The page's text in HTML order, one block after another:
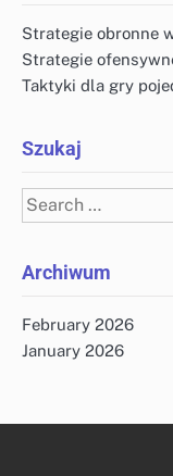
Strategie obronne
Strategie
Taktyki dla gry
Szukaj
Search
for:
Archiwum
February 2026
January 2026